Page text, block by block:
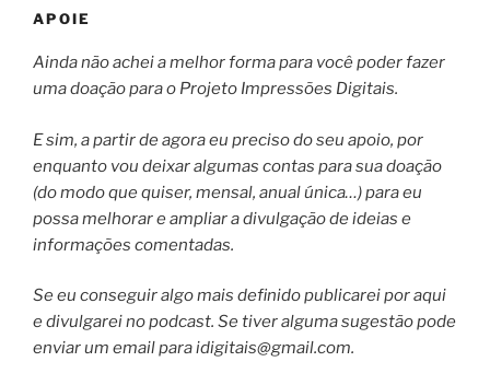
APOIE
Ainda não achei a melhor forma para você poder fazer
uma doação para o Projeto Impressões Digitais.
E sim, a partir de agora eu preciso do seu apoio, por
enquanto vou deixar algumas contas para sua doação
(do modo que quiser, mensal, anual única…) para eu
possa melhorar e ampliar a divulgação de ideias e
informações comentadas.
Se eu conseguir algo mais definido publicarei por aqui
e divulgarei no podcast. Se tiver alguma sugestão pode
enviar um email paraidigitais@gmail.com.